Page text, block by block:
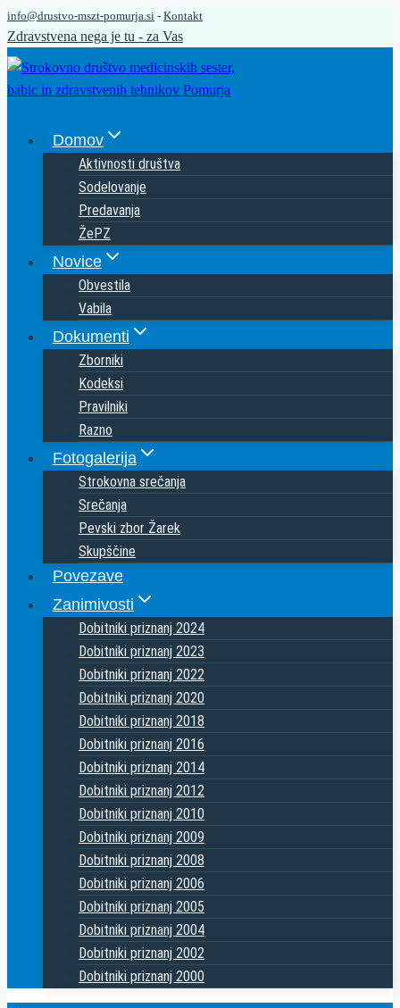
Skip
to
content
info@drustvo-mszt-pomurja.si - Kontakt
Zdravstvena nega je tu - za Vas
Domov
Aktivnosti društva
Sodelovanje
Predavanja
ŽePZ
Novice
Obvestila
Vabila
Dokumenti
Zborniki
Kodeksi
Pravilniki
Razno
Fotogalerija
Strokovna srečanja
Srečanja
Pevski zbor Žarek
Skupščine
Povezave
Zanimivosti
Dobitniki priznanj 2024
Dobitniki priznanj 2023
Dobitniki priznanj 2022
Dobitniki priznanj 2020
Dobitniki priznanj 2018
Dobitniki priznanj 2016
Dobitniki priznanj 2014
Dobitniki priznanj 2012
Dobitniki priznanj 2010
Dobitniki priznanj 2009
Dobitniki priznanj 2008
Dobitniki priznanj 2006
Dobitniki priznanj 2005
Dobitniki priznanj 2004
Dobitniki priznanj 2002
Dobitniki priznanj 2000